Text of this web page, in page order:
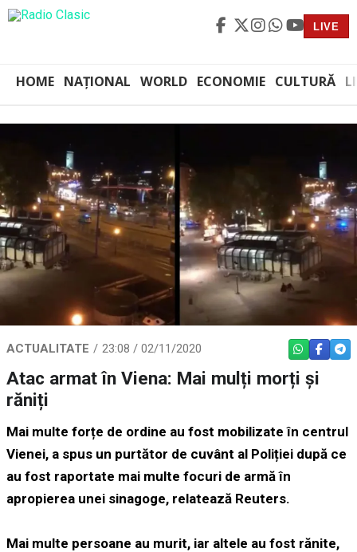
LIVE
HOME NAȚIONAL WORLD ECONOMIE CULTURĂ
ACTUALITATE 23:08 / 02/11/2020 WHATSAPP
Atac armat în Viena: Mai mulți morți și
răniți
Mai multe forțe de ordine au fost mobilizate în centrul
Vienei, a spus un purtător de cuvânt al Poliției după ce
au fost raportate mai multe focuri de armă în
apropierea unei sinagoge, relatează Reuters.
Mai multe persoane au murit, iar altele au fost rănite,